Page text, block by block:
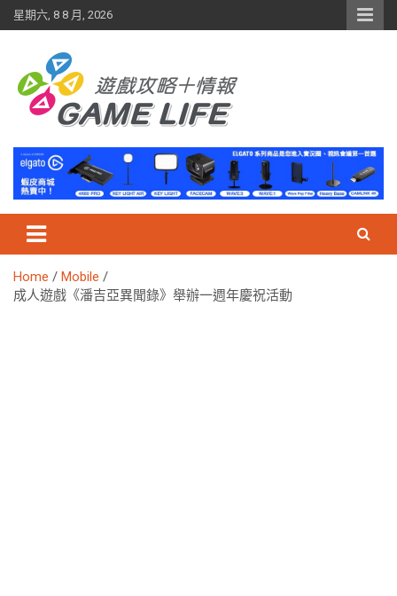
Skip
to
星期六, 8 8 月, 2026
Home
Mobile
成人遊戲《潘吉亞異聞錄》舉辦一週年慶祝活動